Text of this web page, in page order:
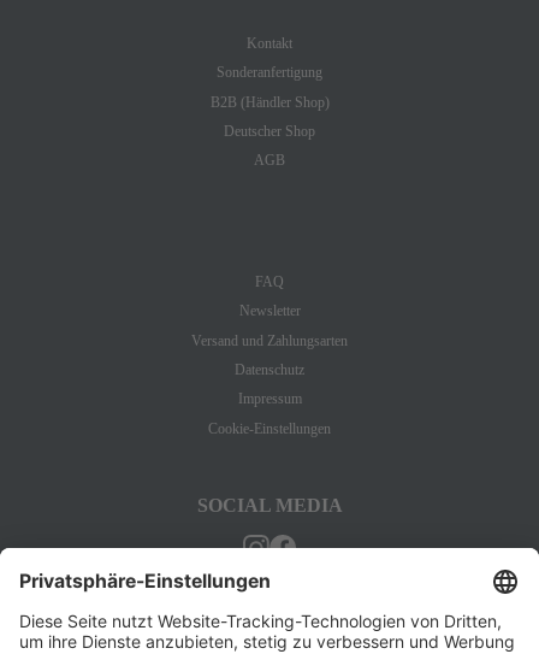
Kontakt
Sonderanfertigung
B2B (Händler Shop)
Deutscher Shop
AGB
FAQ
Newsletter
Versand und Zahlungsarten
Datenschutz
Impressum
Cookie-Einstellungen
SOCIAL MEDIA